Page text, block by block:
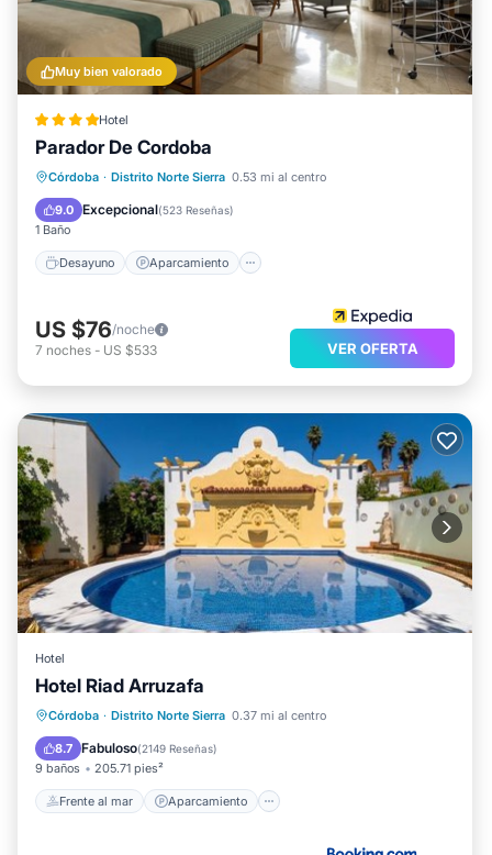
Muy bien valorado
Hotel
Parador De Cordoba
Córdoba · Distrito Norte Sierra 0.53 mi al centro
9.0 Excepcional(523 Reseñas)
1 Baño
Desayuno Aparcamiento
Desayuno Aparcamiento
Piscina
Balcón/Terraza
US $76/noche
7 noches - US $533 VER OFERTA
Hotel
Hotel Riad Arruzafa
Córdoba · Distrito Norte Sierra 0.37 mi al centro
8.7 Fabuloso(2149 Reseñas)
9 baños 205.71 pies²
Frente al mar Aparcamiento
Frente al mar Aparcamiento
Vista al mar